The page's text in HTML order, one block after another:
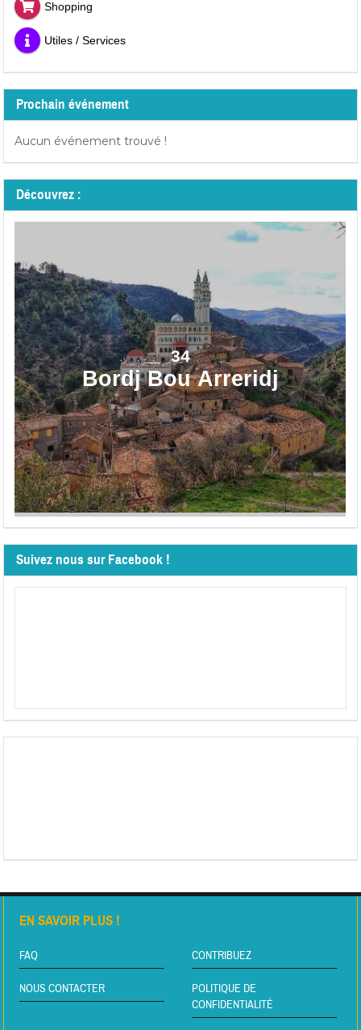
Shopping
Utiles / Services
Prochain événement
Aucun événement trouvé !
Découvrez :
34
Bordj Bou Arreridj
Suivez nous sur Facebook !
EN SAVOIR PLUS !
FAQ CONTRIBUEZ
NOUS CONTACTER
POLITIQUE DE
CONFIDENTIALITÉ